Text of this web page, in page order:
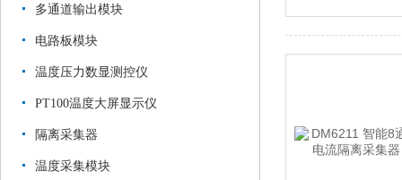
多通道输出模块
电路板模块
温度压力数显测控仪
PT100温度大屏显示仪
隔离采集器
温度采集模块